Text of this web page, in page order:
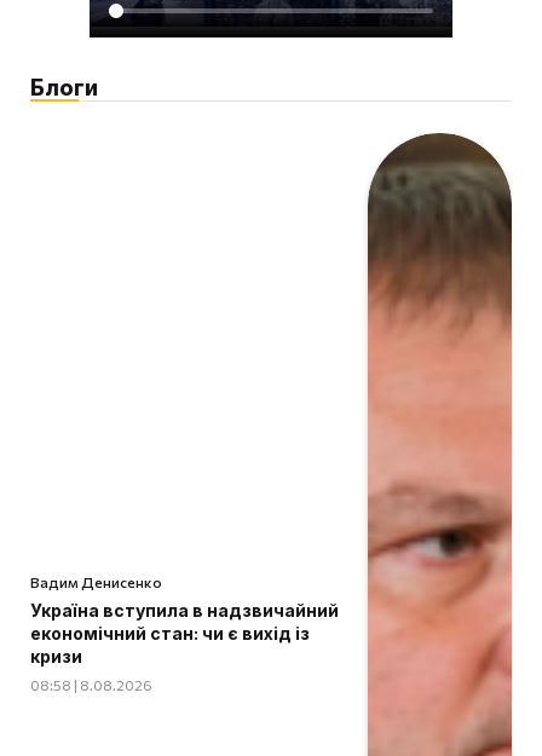
Блоги
Вадим Денисенко
Україна вступила в надзвичайний
економічний стан: чи є вихід із
кризи
08:58 | 8.08.2026